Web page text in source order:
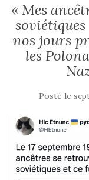
« Mes
nos jours
les
Posté le